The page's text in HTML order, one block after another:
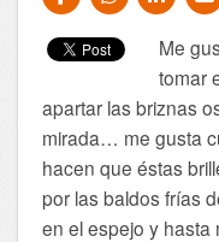
Me
tomar
apartar las briznas
mirada… me gusta
hacen que éstas
por las baldos frías
en el espejo y hasta